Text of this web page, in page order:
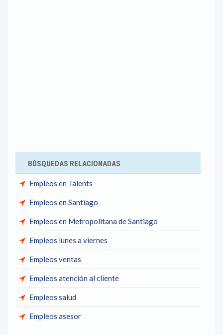
BÚSQUEDAS RELACIONADAS
Empleos en Talents
Empleos en Santiago
Empleos en Metropolitana de Santiago
Empleos lunes a viernes
Empleos ventas
Empleos atención al cliente
Empleos salud
Empleos asesor